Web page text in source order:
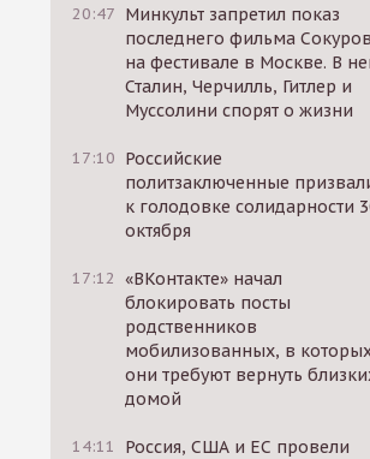
20:47 Минкульт запретил показ
последнего фильма
на фестивале в Москве. В
Сталин, Черчилль, Гитлер и
Муссолини спорят о жизни
17:10 Российские
политзаключенные
к голодовке солидарности
октября
17:12 «ВКонтакте» начал
блокировать посты
родственников
мобилизованных, в
они требуют вернуть
домой
14:11
Россия, США и ЕС провели